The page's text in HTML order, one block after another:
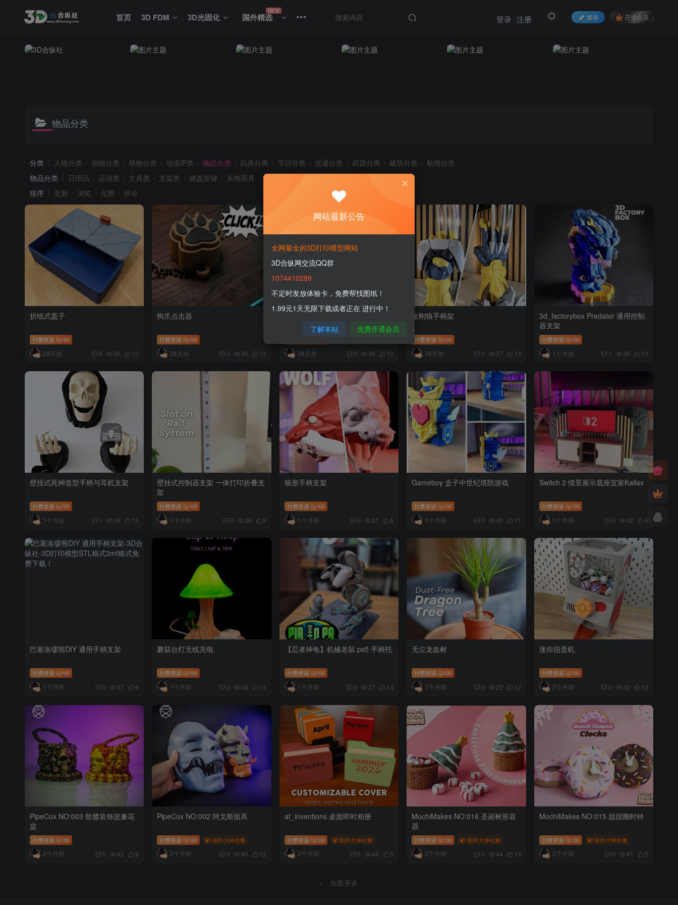
首页 3D FDM 3D光固化 国外精选
NEW
发布 开通会员
登录 注册
物品分类
分类 人物分类 动物分类 植物分类 动漫IP类 物品分类 玩具分类 节日分类 交通分类 武器分类 建筑分类
航模分类
物品分类
日用品 运动类 文具类 支架类 键盘按键
头饰面具
排序
更新 浏览 点赞 评论
折纸式盖子
付费资源 100
28天前 0 35 10
狗爪点击器
付费资源 100
28天前 0 30 13
恐龙估计点击器
28天前 0 29 10
金刚狼手柄架
付费资源 100
29天前 0 37 13
3d_factorybox Predator 通用控制
器支架
付费资源 100
1个月前 1 30 10
壁挂式死神造型手柄与耳机支架
付费资源 100
1个月前 1 36 15
壁挂式控制器支架 一体打印折叠支
架
付费资源 100
1个月前 0 26 9
狼形手柄支架
付费资源 100
1个月前 0 21 6
Gameboy 盒子中世纪塔防游戏
付费资源 100
1个月前 0 49 11
Switch 2 情景展示底座宜家Kallax
付费资源 100
1个月前 0 42 5
巴塞洛缪熊DIY 通用手柄支架
付费资源 100
1个月前 0 37 9
蘑菇台灯无线充电
付费资源 100
1个月前 0 48 13
【忍者神龟】机械老鼠 ps5 手柄托
付费资源 100
1个月前 0 27 14
无尘龙血树
付费资源 100
1个月前 0 22 12
迷你扭蛋机
付费资源 100
2个月前 0 32 12
PipeCox NO:003 骷髅装饰篮兼花
盆
付费资源 100
2个月前 0 42 9
PipeCox NO:002 阿戈斯面具
付费资源 100 国外大神合集
2个月前 0 40 12
af_inventions 桌面即时相册
付费资源 100 国外大神合集
2个月前 0 44 5
MochiMakes NO:016 圣诞树形容
器
付费资源 100 国外大神合集
2个月前 0 44 13
MochiMakes NO:015 甜甜圈时钟
付费资源 100 国外大神合集
2个月前 0 41 5
加载更多
网站最新公告
全网最全的3D打印模型网站
3D合纵网交流QQ群
1074410289
不定时发放体验卡，免费帮找图纸！
1.99元1天无限下载或者正在 进行中！
了解本站 免费开通会员